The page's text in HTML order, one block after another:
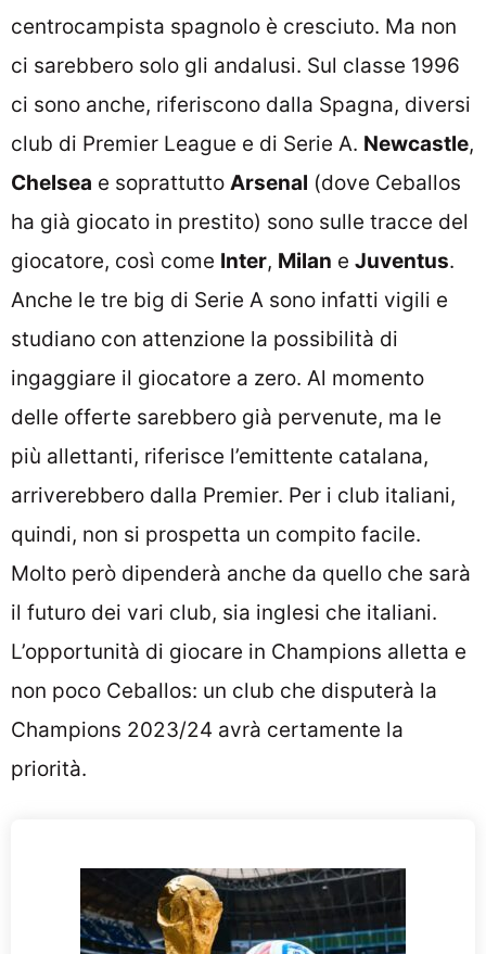
centrocampista spagnolo è cresciuto. Ma non
ci sarebbero solo gli andalusi. Sul classe 1996
ci sono anche, riferiscono dalla Spagna, diversi
club di Premier League e di Serie A. Newcastle,
Chelsea e soprattutto Arsenal (dove Ceballos
ha già giocato in prestito) sono sulle tracce del
giocatore, così come Inter, Milan e Juventus.
Anche le tre big di Serie A sono infatti vigili e
studiano con attenzione la possibilità di
ingaggiare il giocatore a zero. Al momento
delle offerte sarebbero già pervenute, ma le
più allettanti, riferisce l’emittente catalana,
arriverebbero dalla Premier. Per i club italiani,
quindi, non si prospetta un compito facile.
Molto però dipenderà anche da quello che sarà
il futuro dei vari club, sia inglesi che italiani.
L’opportunità di giocare in Champions alletta e
non poco Ceballos: un club che disputerà la
Champions 2023/24 avrà certamente la
priorità.